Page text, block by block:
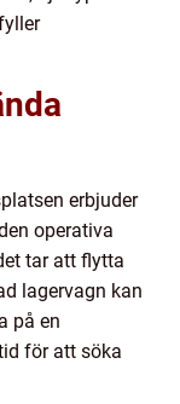
erbjuder
operativa
tar att flytta
lagervagn kan
på en
för att söka